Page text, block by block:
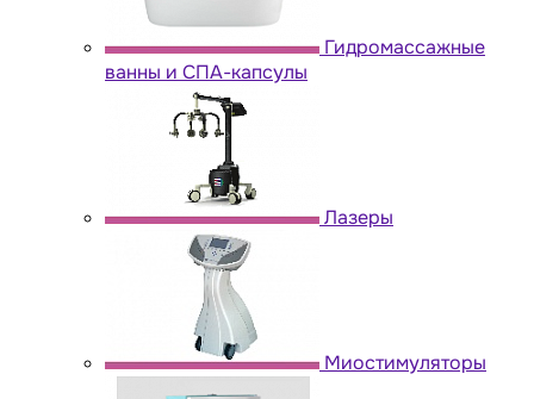
Гидромассажные
ванны и СПА-капсулы
Лазеры
Миостимуляторы